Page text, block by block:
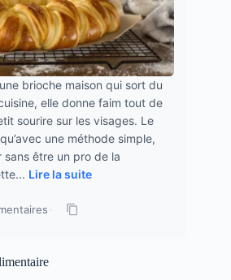
brioche maison qui sort du
elle donne faim tout de
sourire sur les visages. Le
une méthode simple,
être un pro de la
Lire la suite
·